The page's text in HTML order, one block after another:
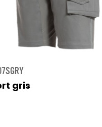
gris